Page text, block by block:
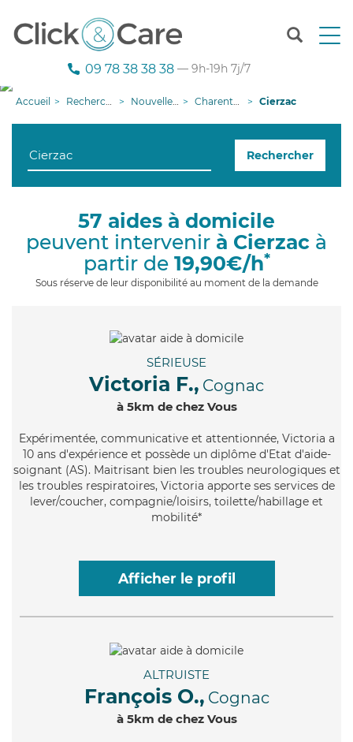
T
n
g
09 78 38 38 38 — 9h-19h 7j/7
Accueil Recherche aide à domicile Nouvelle-Aquitaine Charente-Maritime Cierzac
Rechercher
57 aides à domicile
peuvent intervenir à Cierzac à
partir de 19,90€/h*
Sous réserve de leur disponibilité au moment de la demande
SÉRIEUSE
Victoria F., Cognac
à 5km de chez Vous
Expérimentée, communicative et attentionnée, Victoria a
10 ans d'expérience et possède un diplôme d'Etat d'aide-
soignant (AS). Maitrisant bien les troubles neurologiques et
les troubles respiratoires, Victoria apporte ses services de
lever/coucher, compagnie/loisirs, toilette/habillage et
mobilité*
Afficher le profil
ALTRUISTE
François O., Cognac
à 5km de chez Vous